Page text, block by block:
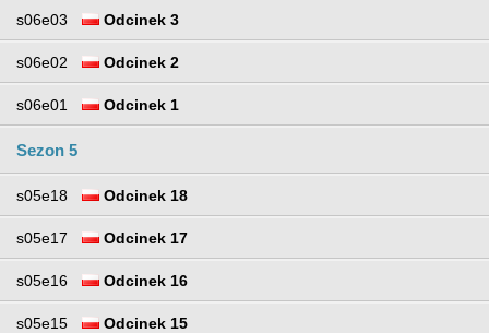
s06e03 Odcinek 3
s06e02 Odcinek 2
s06e01 Odcinek 1
Sezon 5
s05e18 Odcinek 18
s05e17 Odcinek 17
s05e16 Odcinek 16
s05e15 Odcinek 15